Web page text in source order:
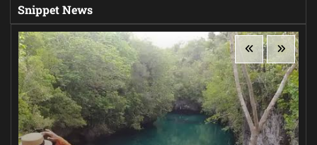
Snippet News